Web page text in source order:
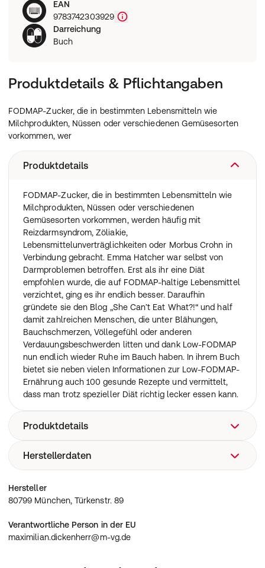
EAN
9783742303929
Darreichung
Buch
Produktdetails & Pflichtangaben
FODMAP-Zucker, die in bestimmten Lebensmitteln wie
Milchprodukten, Nüssen oder verschiedenen Gemüsesorten
vorkommen, wer
Produktdetails
FODMAP-Zucker, die in bestimmten Lebensmitteln wie
Milchprodukten, Nüssen oder verschiedenen
Gemüsesorten vorkommen, werden häufig mit
Reizdarmsyndrom, Zöliakie,
Lebensmittelunverträglichkeiten oder Morbus Crohn in
Verbindung gebracht. Emma Hatcher war selbst von
Darmproblemen betroffen. Erst als ihr eine Diät
empfohlen wurde, die auf FODMAP-haltige Lebensmittel
verzichtet, ging es ihr endlich besser. Daraufhin
gründete sie den Blog „She Can’t Eat What?!“ und half
damit zahlreichen Menschen, die unter Blähungen,
Bauchschmerzen, Völlegefühl oder anderen
Verdauungsbeschwerden litten und dank Low-FODMAP
nun endlich wieder Ruhe im Bauch haben. In ihrem Buch
bietet sie neben vielen Informationen zur Low-FODMAP-
Ernährung auch 100 gesunde Rezepte und vermittelt,
dass man trotz spezieller Diät richtig lecker essen kann.
Produktdetails
240 Seiten Deutsch / Erscheinungsdatum: 12.03.2018
Herstellerdaten
80799 München, Türkenstr. 89
Hersteller
80799 München, Türkenstr. 89
Verantwortliche Person in der EU
maximilian.dickenherr@m-vg.de